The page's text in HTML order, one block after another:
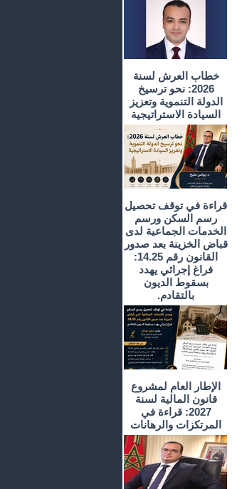
خطاب العرش لسنة
2026: نحو ترسيخ
الدولة التنموية وتعزيز
السيادة الاستراتيجية
قراءة في توقف تحصيل
رسم السكن ورسم
الخدمات الجماعية لدى
قباض الخزينة بعد صدور
القانون رقم 14.25:
فراغ إجرائي يهدد
بسقوط الديون
بالتقادم.
الإطار العام لمشروع
قانون المالية لسنة
2027: قراءة في
المرتكزات والرهانات